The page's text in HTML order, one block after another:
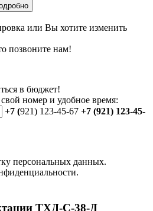
или Вы хотите изменить
позвоните нам!
в бюджет!
свой номер и удобное время:
+7 (921) 123-45-67 +7 (921) 123-45-
персональных данных.
ТХД-С-38-Д